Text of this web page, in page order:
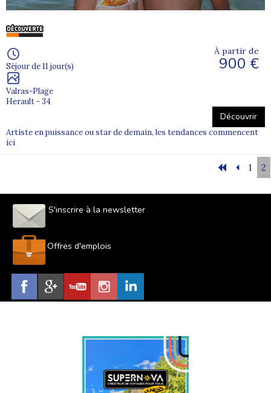
Séjour de 11 jour(s)
Valras-Plage
Herault - 34
À partir de
900 €
Découvrir
Artiste en puissance ou star de demain, les tendances commencent
ici
1 2
S'inscrire à la newsletter
Offres d'emplois